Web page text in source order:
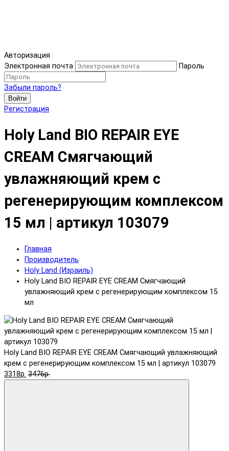
Авторизация
Электронная почта
Пароль
Забыли пароль?
Войти
Регистрация
Holy Land BIO REPAIR EYE
CREAM Смягчающий
увлажняющий крем с
регенерирующим комплексом
15 мл | артикул 103079
Главная
Производитель
Holy Land (Израиль)
Holy Land BIO REPAIR EYE CREAM Смягчающий
увлажняющий крем с регенерирующим комплексом 15
мл
Holy Land BIO REPAIR EYE CREAM Смягчающий увлажняющий
крем с регенерирующим комплексом 15 мл | артикул 103079
3318р. 3476р.